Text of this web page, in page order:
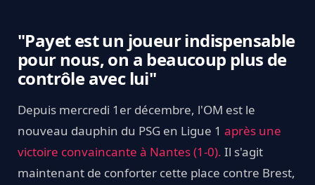
"Payet est un joueur indispensable
pour nous, on a beaucoup plus de
contrôle avec lui"
Depuis mercredi 1er décembre, l'OM est le
nouveau dauphin du PSG en Ligue 1 après une
victoire convaincante à Nantes (1-0). Il s'agit
maintenant de conforter cette place contre Brest,